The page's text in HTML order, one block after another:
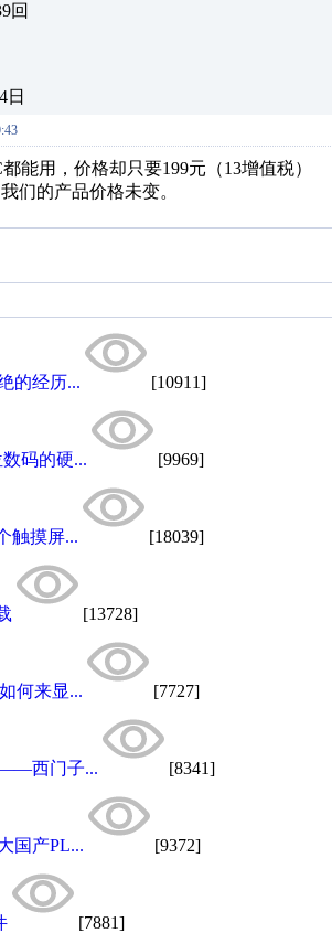
回
日
都能用，价格却只要199元（13增值税）
们的产品价格未变。
的经历... [10911]
码的硬... [9969]
触摸屏... [18039]
[13728]
何来显... [7727]
——西门子... [8341]
国产PL... [9372]
[7881]